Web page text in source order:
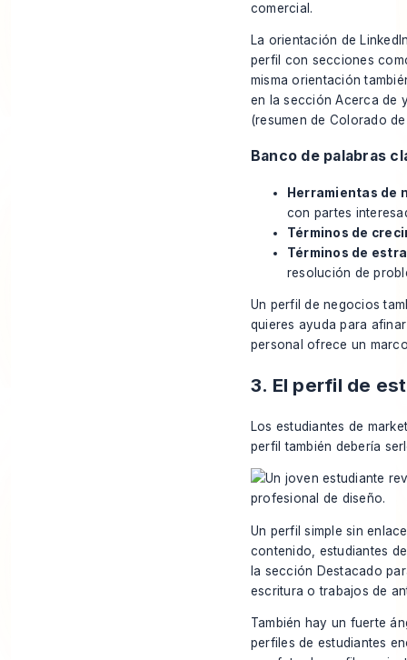
comercial.
La orientación de
perfil con secciones
misma orientación
en la sección Acerca de
(resumen de Colorado
Banco de palabras
Herramientas de
con partes
Términos de
Términos de
resolución de
Un perfil de negocios
quieres ayuda para
personal ofrece un
3. El perfil de
Los estudiantes de
perfil también debería
Un perfil simple sin
contenido, estudiantes
la sección Destacado
escritura o trabajos de
También hay un fuerte
perfiles de estudiantes